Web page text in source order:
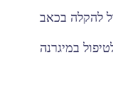
להקלה בכאב
במיגרנה